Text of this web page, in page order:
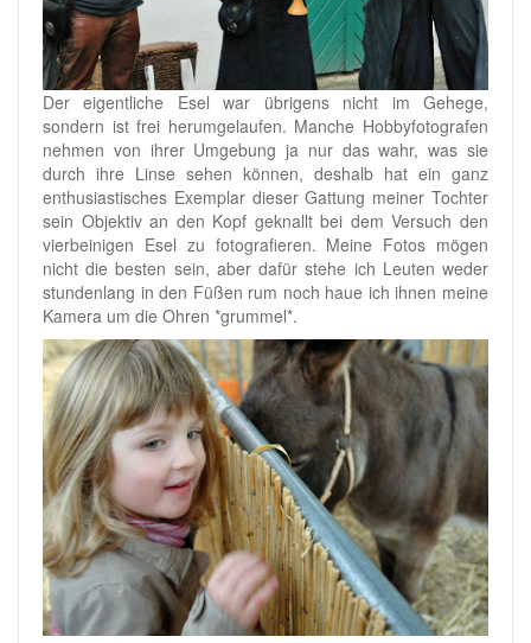
Der eigentliche Esel war übrigens nicht im Gehege,
sondern ist frei herumgelaufen. Manche Hobbyfotografen
nehmen von ihrer Umgebung ja nur das wahr, was sie
durch ihre Linse sehen können, deshalb hat ein ganz
enthusiastisches Exemplar dieser Gattung meiner Tochter
sein Objektiv an den Kopf geknallt bei dem Versuch den
vierbeinigen Esel zu fotografieren. Meine Fotos mögen
nicht die besten sein, aber dafür stehe ich Leuten weder
stundenlang in den Füßen rum noch haue ich ihnen meine
Kamera um die Ohren *grummel*.